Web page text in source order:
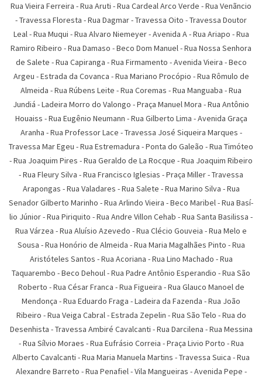
Rua Vieira Ferreira -Rua Aruti -Rua Cardeal Arco Verde -Rua Venãncio
-Travessa Floresta -Rua Dagmar-Travessa Oito -Travessa Doutor
Leal-Rua Muqui -Rua Alvaro Niemeyer-Avenida A-Rua Ariapo -Rua
Ramiro Ribeiro -Rua Damaso -Beco Dom Manuel-Rua Nossa Senhora
de Salete -Rua Capiranga -Rua Firmamento -Avenida Vieira -Beco
Argeu -Estrada da Covanca -Rua Mariano Procópio -Rua Rômulo de
Almeida -Rua Rúbens Leite -Rua Coremas -Rua Manguaba -Rua
Jundiá -Ladeira Morro do Valongo -Praça Manuel Mora -Rua Antônio
Houaiss -Rua Eugênio Neumann -Rua Gilberto Lima -Avenida Graça
Aranha -Rua Professor Lace -Travessa José Siqueira Marques -
Travessa Mar Egeu -Rua Estremadura -Ponta do Galeão -Rua Timóteo
-Rua Joaquim Pires -Rua Geraldo de La Rocque -Rua Joaquim Ribeiro
-Rua Fleury Silva -Rua Francisco Iglesias -Praça Miller-Travessa
Arapongas -Rua Valadares -Rua Salete -Rua Marino Silva -Rua
Senador Gilberto Marinho -Rua Arlindo Vieira -Beco Maribel-Rua Basí­
lio Júnior-Rua Piriquito -Rua Andre Villon Cehab -Rua Santa Basilissa -
Rua Várzea -Rua Aluí­sio Azevedo -Rua Clécio Gouveia -Rua Melo e
Sousa -Rua Honório de Almeida -Rua Maria Magalhães Pinto -Rua
Aristóteles Santos -Rua Acoriana -Rua Lino Machado -Rua
Taquarembo -Beco Dehoul-Rua Padre Antônio Esperandio -Rua São
Roberto -Rua César Franca -Rua Figueira -Rua Glauco Manoel de
Mendonça -Rua Eduardo Fraga -Ladeira da Fazenda -Rua João
Ribeiro -Rua Veiga Cabral-Estrada Zepelin -Rua São Telo -Rua do
Desenhista -Travessa Ambiré Cavalcanti -Rua Darcilena -Rua Messina
-Rua Sí­lvio Moraes -Rua Eufrásio Correia -Praça Livio Porto -Rua
Alberto Cavalcanti -Rua Maria Manuela Martins -Travessa Suica -Rua
Alexandre Barreto -Rua Penafiel-Vila Mangueiras -Avenida Pepe -